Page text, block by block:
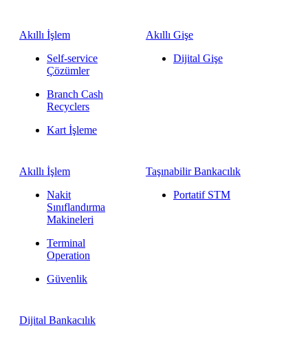
Akıllı İşlem
Self-service
Çözümler
Branch Cash
Recyclers
Kart İşleme
Akıllı Gişe
Dijital Gişe
Akıllı İşlem
Nakit
Sınıflandırma
Makineleri
Terminal
Operation
Güvenlik
Taşınabilir Bankacılık
Portatif STM
Dijital Bankacılık